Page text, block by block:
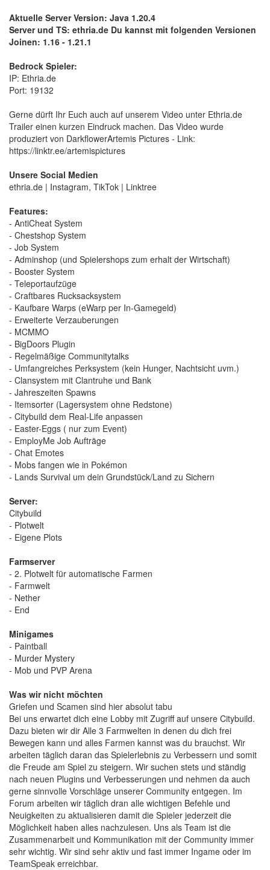
Aktuelle Server Version: Java 1.20.4
Server und TS: ethria.de Du kannst mit folgenden Versionen
Joinen: 1.16 - 1.21.1
Bedrock Spieler:
IP: Ethria.de
Port: 19132
Gerne dürft Ihr Euch auch auf unserem Video unter Ethria.de
Trailer einen kurzen Eindruck machen. Das Video wurde
produziert von DarkflowerArtemis Pictures - Link:
https://linktr.ee/artemispictures
Unsere Social Medien
ethria.de | Instagram, TikTok | Linktree
Features:
- AntiCheat System
- Chestshop System
- Job System
- Adminshop (und Spielershops zum erhalt der Wirtschaft)
- Booster System
- Teleportaufzüge
- Craftbares Rucksacksystem
- Kaufbare Warps (eWarp per In-Gamegeld)
- Erweiterte Verzauberungen
- MCMMO
- BigDoors Plugin
- Regelmäßige Communitytalks
- Umfangreiches Perksystem (kein Hunger, Nachtsicht uvm.)
- Clansystem mit Clantruhe und Bank
- Jahreszeiten Spawns
- Itemsorter (Lagersystem ohne Redstone)
- Citybuild dem Real-Life anpassen
- Easter-Eggs ( nur zum Event)
- EmployMe Job Aufträge
- Chat Emotes
- Mobs fangen wie in Pokémon
- Lands Survival um dein Grundstück/Land zu Sichern
Server:
Citybuild
- Plotwelt
- Eigene Plots
Farmserver
- 2. Plotwelt für automatische Farmen
- Farmwelt
- Nether
- End
Minigames
- Paintball
- Murder Mystery
- Mob und PVP Arena
Was wir nicht möchten
Griefen und Scamen sind hier absolut tabu
Bei uns erwartet dich eine Lobby mit Zugriff auf unsere Citybuild.
Dazu bieten wir dir Alle 3 Farmwelten in denen du dich frei
Bewegen kann und alles Farmen kannst was du brauchst. Wir
arbeiten täglich daran das Spielerlebnis zu Verbessern und somit
die Freude am Spiel zu steigern. Wir suchen stets und ständig
nach neuen Plugins und Verbesserungen und nehmen da auch
gerne sinnvolle Vorschläge unserer Community entgegen. Im
Forum arbeiten wir täglich dran alle wichtigen Befehle und
Neuigkeiten zu aktualisieren damit die Spieler jederzeit die
Möglichkeit haben alles nachzulesen. Uns als Team ist die
Zusammenarbeit und Kommunikation mit der Community immer
sehr wichtig. Wir sind sehr aktiv und fast immer Ingame oder im
TeamSpeak erreichbar.